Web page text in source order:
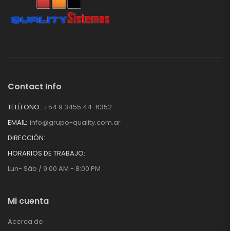
Contact Info
TELÉFONO: +54 9 3455 44-6352
EMAIL: info@grupo-quality.com.ar
DIRECCIÓN:
HORARIOS DE TRABAJO:
Lun- Sáb / 9:00 AM - 8:00 PM
Mi cuenta
Acerca de